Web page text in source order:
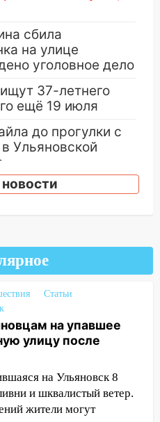
сбила
на улице
уголовное дело
37-летнего
ещё 19 июля
до прогулки с
Ульяновской
пострадали
и
аварий в
16 сгоревших
днем 8
мост в
Статьи
на упавшее
улицу после
на Ульяновск 8
и шквалистый ветер.
жители могут